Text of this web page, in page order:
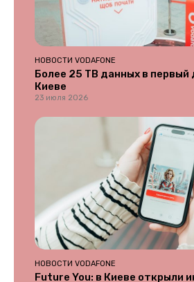
НОВОСТИ VODAFONE
Более 25 ТВ данных в первый
Киеве
23 июля 2026
НОВОСТИ VODAFONE
Future You: в Киеве открыли